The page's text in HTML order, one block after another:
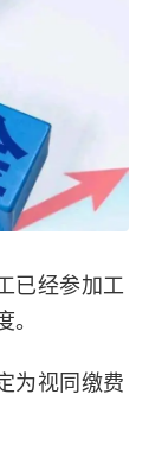
已经参加工
。
为视同缴费